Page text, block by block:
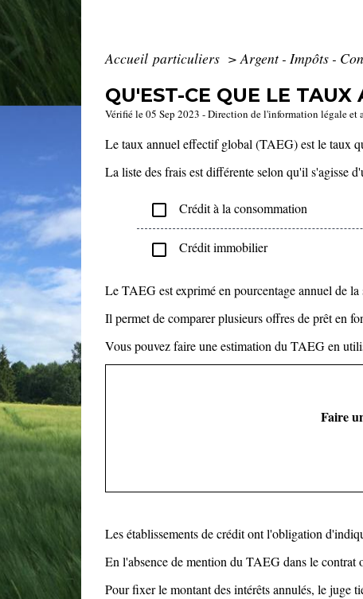
Accueil particuliers > Argent - Impôts -
QU'EST-CE QUE LE
Vérifié le 05 Sep 2023 - Direction de l'information légale et
Le taux annuel effectif global (TAEG) est le taux
La liste des frais est différente selon qu'il s'agisse
check_box_outline_blank Crédit à la consommation
check_box_outline_blank Crédit immobilier
Le TAEG est exprimé en pourcentage annuel de la
Il permet de comparer plusieurs offres de prêt en
Vous pouvez faire une estimation du TAEG en
Faire
Les établissements de crédit ont l'obligation
En l'absence de mention du TAEG dans le
Pour fixer le montant des intérêts annulés, le juge